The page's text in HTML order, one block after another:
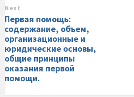
Next
Первая помощь:
содержание, объем,
организационные и
юридические основы,
общие принципы
оказания первой
помощи.